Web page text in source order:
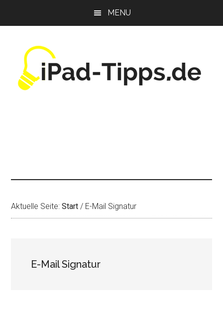
MENU
Aktuelle Seite:Start / E-Mail Signatur
E-Mail Signatur